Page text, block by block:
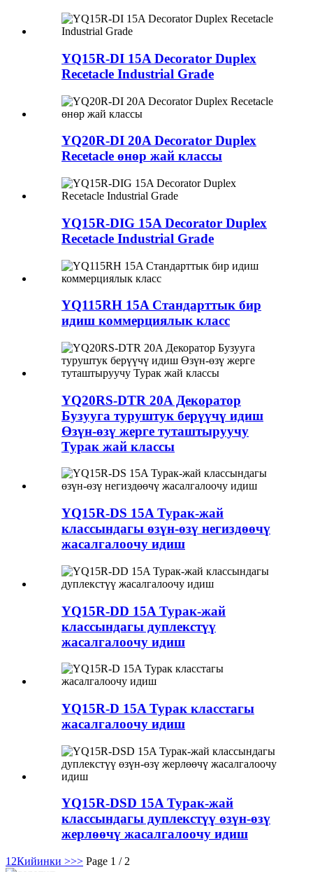
YQ15R-DI 15A Decorator Duplex
Recetacle Industrial Grade
YQ20R-DI 20A Decorator Duplex
Recetacle өнөр жай классы
YQ15R-DIG 15A Decorator Duplex
Recetacle Industrial Grade
YQ115RH 15A Стандарттык бир
идиш коммерциялык класс
YQ20RS-DTR 20A Декоратор
Бузууга туруштук берүүчү идиш
Өзүн-өзү жерге туташтыруучу
Турак жай классы
YQ15R-DS 15A Турак-жай
классындагы өзүн-өзү негиздөөчү
жасалгалоочу идиш
YQ15R-DD 15A Турак-жай
классындагы дуплекстүү
жасалгалоочу идиш
YQ15R-D 15A Турак класстагы
жасалгалоочу идиш
YQ15R-DSD 15A Турак-жай
классындагы дуплекстүү өзүн-өзү
жерлөөчү жасалгалоочу идиш
1 2Кийинки >>> Page 1 / 2